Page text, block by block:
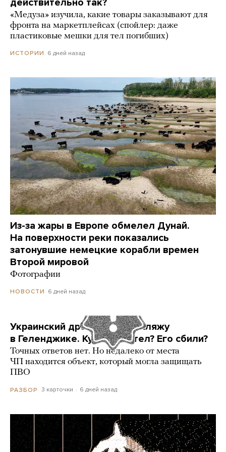
действительно так?
«Медуза» изучила, какие товары заказывают для
фронта на маркетплейсах (спойлер: даже
пластиковые мешки для тел погибших)
ИСТОРИИ 6 дней назад
Из-за жары в Европе обмелел Дунай.
На поверхности реки показались
затонувшие немецкие корабли времен
Второй мировой
Фотографии
НОВОСТИ 6 дней назад
Украинский дрон попал по пляжу
в Геленджике. Куда он летел? Его сбили?
Точных ответов нет. Но недалеко от места
ЧП находится объект, который могла защищать
ПВО
РАЗБОР 3 карточки 6 дней назад